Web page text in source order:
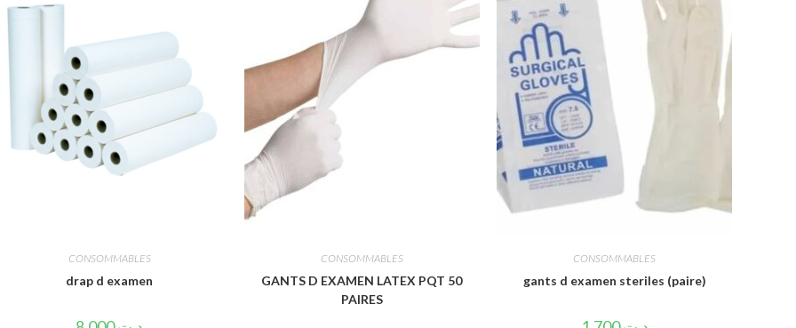
CONSOMMABLES
drap d examen
CONSOMMABLES
GANTS D EXAMEN LATEX PQT 50
PAIRES
CONSOMMABLES
gants d examen steriles (paire)